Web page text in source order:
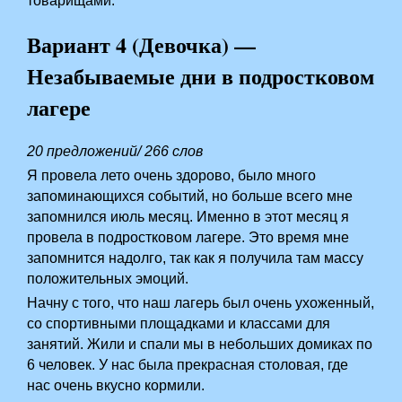
Вариант 4 (Девочка) —
Незабываемые дни в подростковом
лагере
20 предложений/ 266 слов
Я провела лето очень здорово, было много
запоминающихся событий, но больше всего мне
запомнился июль месяц. Именно в этот месяц я
провела в подростковом лагере. Это время мне
запомнится надолго, так как я получила там массу
положительных эмоций.
Начну с того, что наш лагерь был очень ухоженный,
со спортивными площадками и классами для
занятий. Жили и спали мы в небольших домиках по
6 человек. У нас была прекрасная столовая, где
нас очень вкусно кормили.